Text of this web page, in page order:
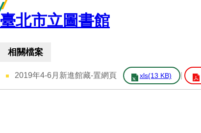
臺北市立圖書館
相關檔案
2019年4-6月新進館藏-置網頁 xls(13 KB)